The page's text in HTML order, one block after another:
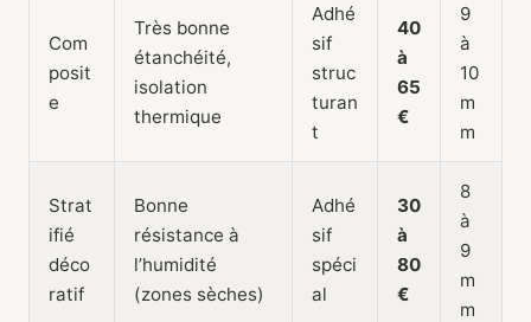
Com
posit
e
Très bonne
étanchéité,
isolation
thermique
Adhé
sif
struc
turan
t
40
à
65
€
9
à
10
m
m
Strat
ifié
déco
ratif
Bonne
résistance à
l’humidité
(zones sèches)
Adhé
sif
spéci
al
30
à
80
€
8
à
9
m
m